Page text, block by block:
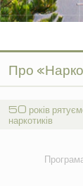
Про
50 років
наркотиків